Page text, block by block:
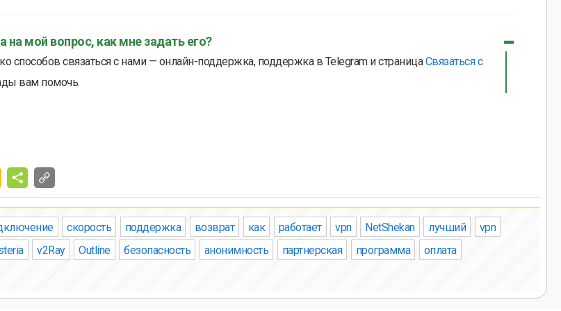
на мой вопрос, как мне задать его?
способов связаться с нами — онлайн-поддержка, поддержка в Telegram и страницаСвязаться с
вам помочь.
скорость поддержка возврат как работает vpn NetShekan лучший
vpn
v2Ray Outline безопасность анонимность партнерская программа
оплата